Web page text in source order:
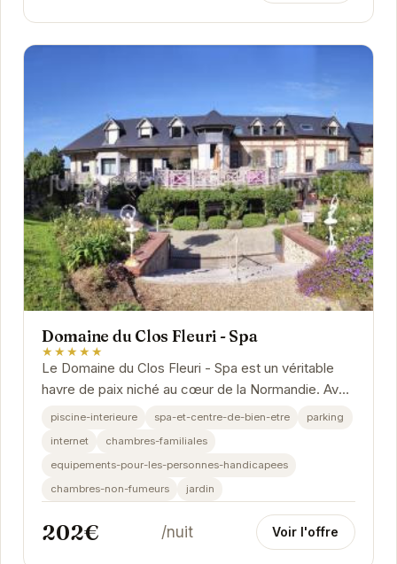
Domaine du Clos Fleuri - Spa
★★★★★
Le Domaine du Clos Fleuri - Spa est un véritable
havre de paix niché au cœur de la Normandie. Avec
son spa et ses équipements haut de gamme, il...
piscine-interieure spa-et-centre-de-bien-etre
parking
internet
chambres-familiales
equipements-pour-les-personnes-handicapees
chambres-non-fumeurs
jardin
202€ /nuit Voir l'offre